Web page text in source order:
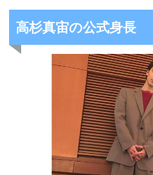
高杉真宙の公式身長